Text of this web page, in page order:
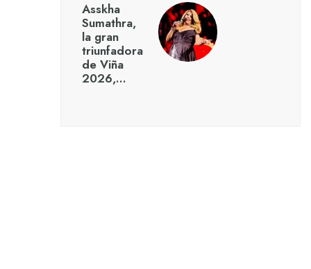
Asskha
Sumathra,
la gran
triunfadora
de Viña
2026,…